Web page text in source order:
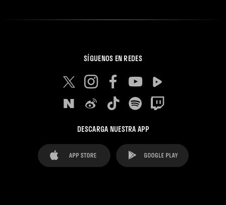
SÍGUENOS EN REDES
DESCARGA NUESTRA APP